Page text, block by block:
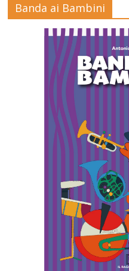
Banda ai Bambini